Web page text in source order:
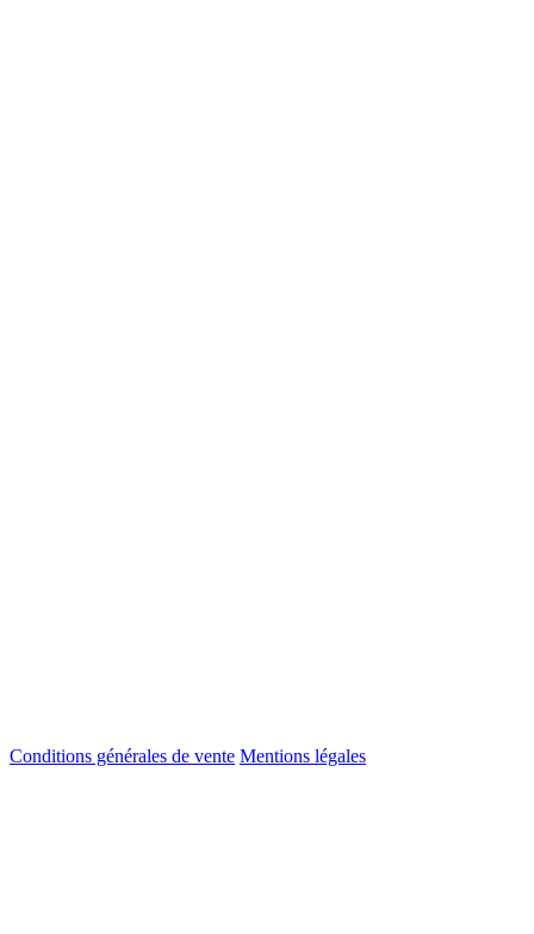
Conditions générales de vente Mentions légales